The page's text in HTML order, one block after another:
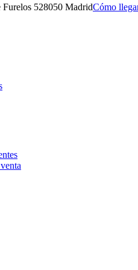
Furelos 528050 MadridCómo